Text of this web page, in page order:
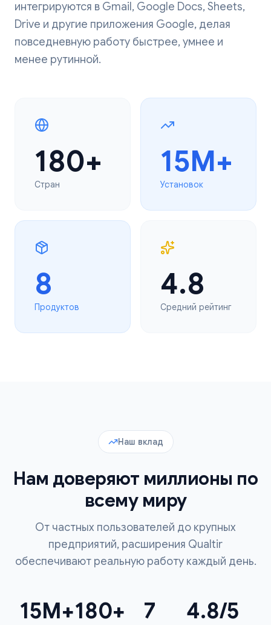
интегрируются в Gmail, Google Docs, Sheets,
Drive и другие приложения Google, делая
повседневную работу быстрее, умнее и
менее рутинной.
180+
Стран
15M+
Установок
8
Продуктов
4.8
Средний рейтинг
Наш вклад
Нам доверяют миллионы по
всему миру
От частных пользователей до крупных
предприятий, расширения Qualtir
обеспечивают реальную работу каждый день.
15M+180+ 7 4.8/5